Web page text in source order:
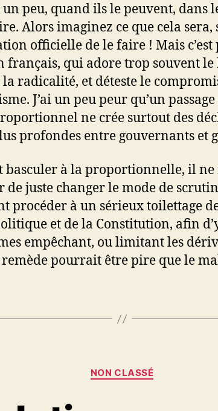
peu, quand ils le peuvent, dans
Alors imaginez ce que cela sera,
officielle de le faire ! Mais
français, qui adore trop souvent
radicalité, et déteste le
J’ai un peu peur qu’un
ne crée surtout des
profondes entre gouvernants et
basculer à la proportionnelle, il ne
de juste changer le mode de
procéder à un sérieux toilettage
et de la Constitution, afin
empêchant, ou limitant les
remède pourrait être pire que le
Catégories
NON CLASSÉ